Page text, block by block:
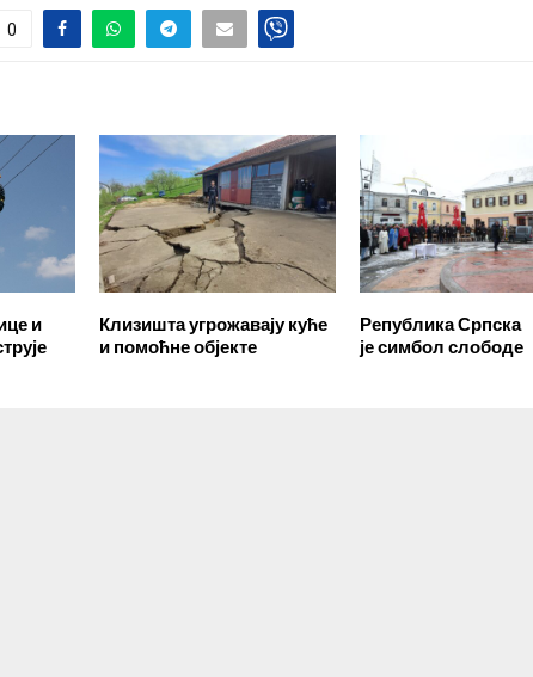
0
и
Клизишта угрожавају куће
и помоћне објекте
Република Српска
је симбол слободе